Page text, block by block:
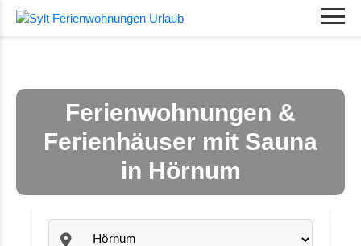
Ferienwohnungen &
Ferienhäuser mit Sauna
in Hörnum